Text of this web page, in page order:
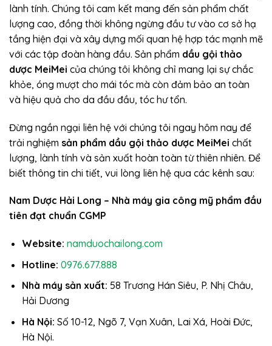
lành tính. Chúng tôi cam kết mang đến sản phẩm chất
lượng cao, đồng thời không ngừng đầu tư vào cơ sở hạ
tầng hiện đại và xây dựng mối quan hệ hợp tác mạnh mẽ
với các tập đoàn hàng đầu. Sản phẩm dầu gội thảo
dược MeiMei của chúng tôi không chỉ mang lại sự chắc
khỏe, óng mượt cho mái tóc mà còn đảm bảo an toàn
và hiệu quả cho da đầu đầu, tóc hư tổn.
Đừng ngần ngại liên hệ với chúng tôi ngay hôm nay để
trải nghiệm sản phẩm dầu gội thảo dược MeiMei chất
lượng, lành tính và sản xuất hoàn toàn từ thiên nhiên. Để
biết thông tin chi tiết, vui lòng liên hệ qua các kênh sau:
Nam Dược Hải Long – Nhà máy gia công mỹ phẩm đầu
tiên đạt chuẩn CGMP
Website: namduochailong.com
Hotline: 0976.677.888
Nhà máy sản xuất: 58 Trương Hán Siêu, P. Nhị Châu,
Hải Dương
Hà Nội: Số 10-12, Ngõ 7, Vạn Xuân, Lai Xá, Hoài Đức,
Hà Nội.